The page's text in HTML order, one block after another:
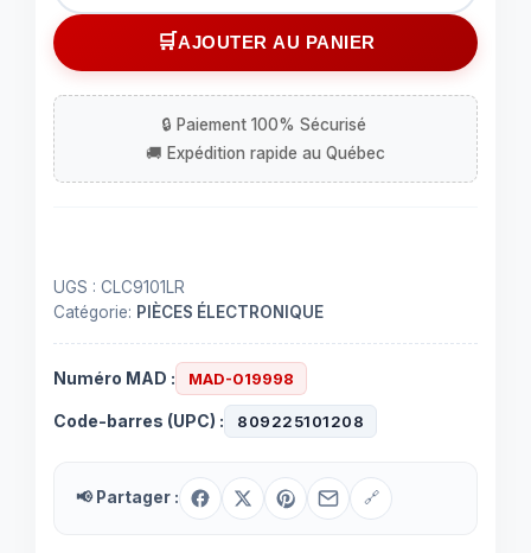
Lampe
scellé
DEL
rouge
de
AJOUTER AU PANIER
UGS : CLC9101LR
Catégorie: PIÈCES ÉLECTRONIQUE
Numéro MAD : MAD-019998
Code-barres (UPC) : 809225101208
📢 Partager : 🔗